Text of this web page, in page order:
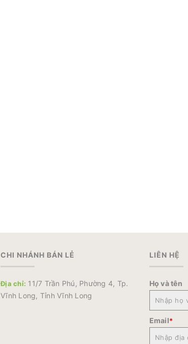
CHI NHÁNH BÁN LẺ
Địa chỉ: 11/7 Trần Phú, Phường 4, Tp.
Vĩnh Long, Tỉnh Vĩnh Long
LIÊN HỆ
Họ và tên
Email*